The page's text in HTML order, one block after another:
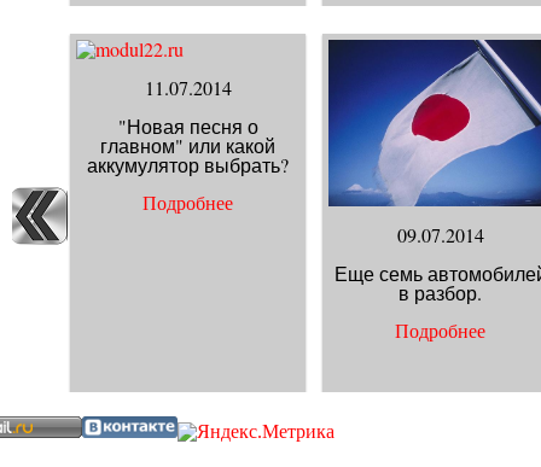
11.07.2014
"Новая песня о
главном" или какой
аккумулятор выбрать?
Подробнее
09.07.2014
Еще семь
в разбор.
Подробнее